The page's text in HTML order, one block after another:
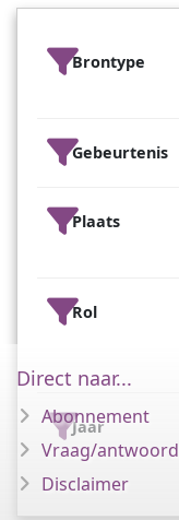
Brontype
Gebeurtenis
Plaats
Rol
Jaar
Direct naar...
Abonnement
Vraag/antwoord
Disclaimer